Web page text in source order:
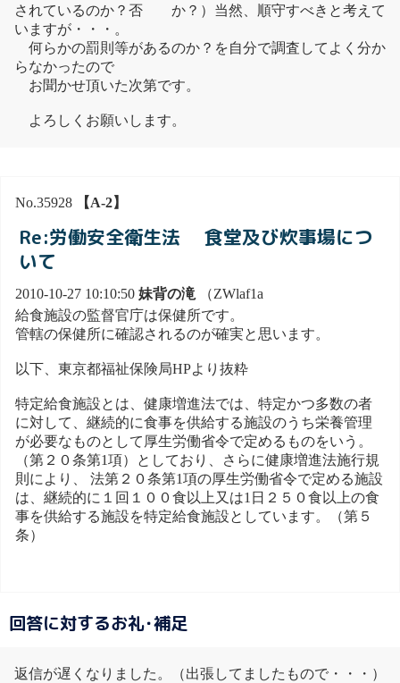
されているのか？否 か？）当然、順守すべきと考えて
いますが・・・。
何らかの罰則等があるのか？を自分で調査してよく分か
らなかったので
お聞かせ頂いた次第です。
よろしくお願いします。
No.35928 【A-2】
Re:労働安全衛生法 食堂及び炊事場につ
いて
2010-10-27 10:10:50 妹背の滝 （ZWlaf1a
給食施設の監督官庁は保健所です。
管轄の保健所に確認されるのが確実と思います。
以下、東京都福祉保険局HPより抜粋
特定給食施設とは、健康増進法では、特定かつ多数の者
に対して、継続的に食事を供給する施設のうち栄養管理
が必要なものとして厚生労働省令で定めるものをいう。
（第２０条第1項）としており、さらに健康増進法施行規
則により、 法第２０条第1項の厚生労働省令で定める施設
は、継続的に１回１００食以上又は1日２５０食以上の食
事を供給する施設を特定給食施設としています。（第５
条）
回答に対するお礼･補足
返信が遅くなりました。（出張してましたもので・・・）